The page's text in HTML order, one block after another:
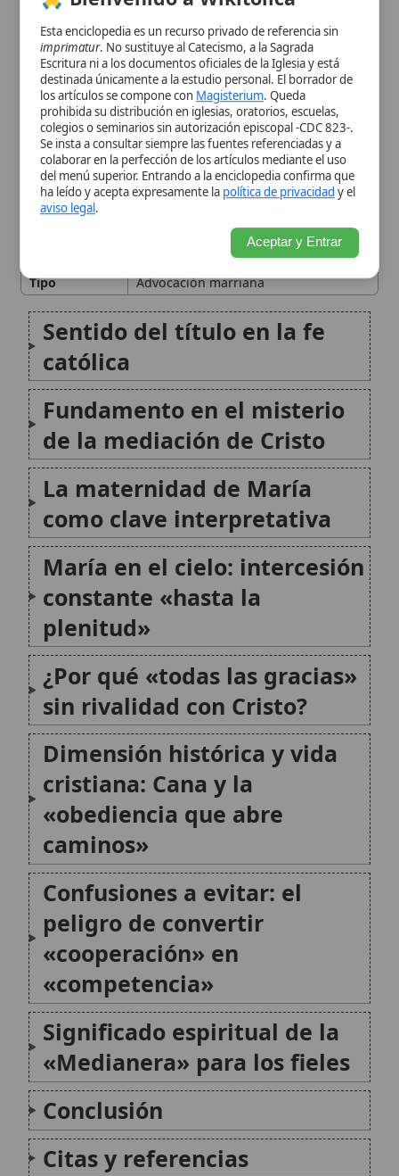
Tipo Advocación marriana
Sentido del título en la fe
católica
Fundamento en el misterio
de la mediación de Cristo
La maternidad de María
como clave interpretativa
María en el cielo: intercesión
constante «hasta la
plenitud»
¿Por qué «todas las gracias»
sin rivalidad con Cristo?
Dimensión histórica y vida
cristiana: Cana y la
«obediencia que abre
caminos»
Confusiones a evitar: el
peligro de convertir
«cooperación» en
«competencia»
Significado espiritual de la
«Medianera» para los fieles
Conclusión
Citas y referencias
Modificado el 7 de julio de 2026 •FideScore™ 8.83•Citar este
artículo
Acción de gracias
La acción de gracias es una actitud fundamental en la
vida cristiana, que se manifiesta como una respuesta
de alabanza y gratitud a Dios por sus dones, su amor
y su misericordia. Esta práctica está intrínsecamente
Nuestra Señora de las Gracias de Cotignac
Nuestra Señora de las Gracias de Cotignac es una
de Cotignac, en el departamento de Var. El santuario,
fundado en 1519, ha sido centro de peregrinación
desde el siglo XVI y está asociado...